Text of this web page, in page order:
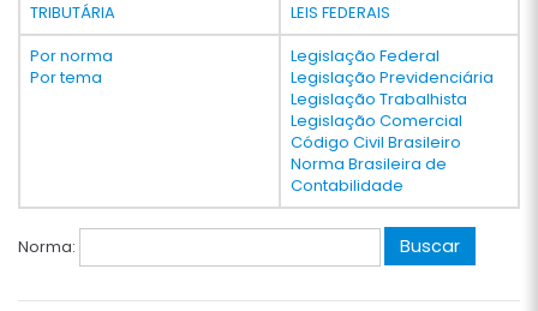
TRIBUTÁRIA
LEIS FEDERAIS
Por norma
Por tema
Legislação Federal
Legislação Previdenciária
Legislação Trabalhista
Legislação Comercial
Código Civil Brasileiro
Norma Brasileira de
Contabilidade
Norma: